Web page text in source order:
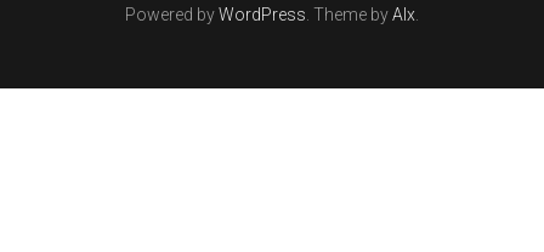
Powered byWordPress . Theme byAlx